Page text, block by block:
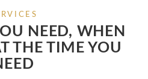
NEED, WHEN
THE TIME YOU